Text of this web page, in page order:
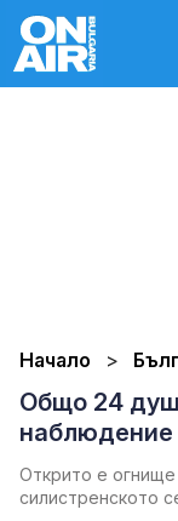
Начало
Общо 24
наблюдение
Открито е
силистренското